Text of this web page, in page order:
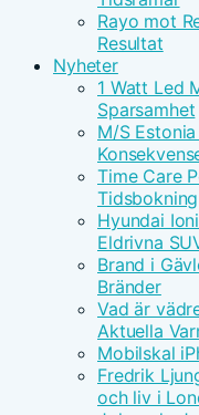
Rayo mot
Resultat
Nyheter
1 Watt Led
Sparsamhet
M/S
Time Care
Tidsbokning
Hyundai
Eldrivna
Brand i
Bränder
Vad är
Aktuella
Mobilskal
Fredrik
och liv i